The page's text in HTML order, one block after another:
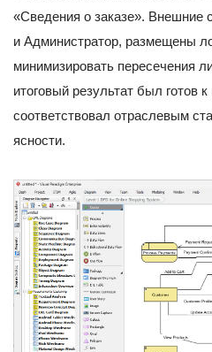
«Сведения о заказе». Внешние
и Администратор, размещены
минимизировать пересечения
итоговый результат был готов
соответствовал отраслевым
ясности.